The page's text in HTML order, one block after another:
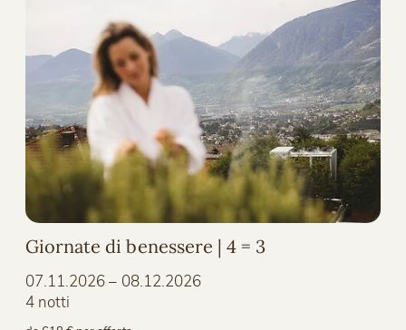
Giornate di benessere | 4 = 3
07.11.2026 – 08.12.2026
4 notti